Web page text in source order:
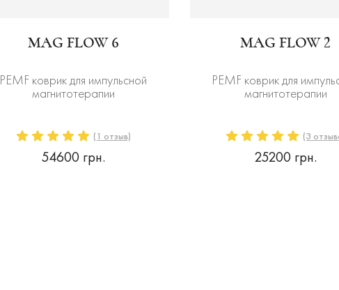
MAG FLOW 6
PEMF коврик для импульсной
магнитотерапии
(1 отзыв)
54600 грн.
MAG FLOW 2
PEMF коврик для
магнитотерапии
(3
25200 грн.